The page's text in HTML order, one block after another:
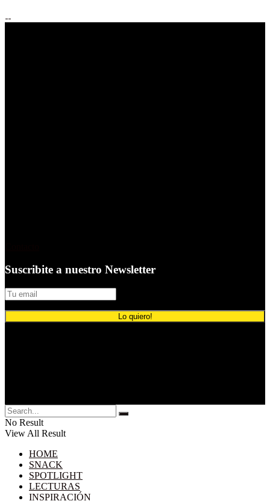
Suscribite a nuestro Newsletter
No Result
View All Result
HOME
SNACK
SPOTLIGHT
LECTURAS
INSPIRACIÓN